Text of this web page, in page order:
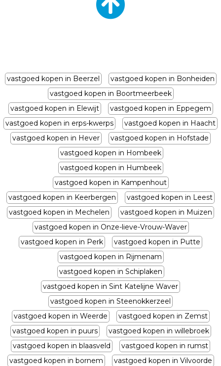
vastgoed kopen in Beerzel
vastgoed kopen in Bonheiden
vastgoed kopen in Boortmeerbeek
vastgoed kopen in Elewijt
vastgoed kopen in Eppegem
vastgoed kopen in erps-kwerps
vastgoed kopen in Haacht
vastgoed kopen in Hever
vastgoed kopen in Hofstade
vastgoed kopen in Hombeek
vastgoed kopen in Humbeek
vastgoed kopen in Kampenhout
vastgoed kopen in Keerbergen
vastgoed kopen in Leest
vastgoed kopen in Mechelen
vastgoed kopen in Muizen
vastgoed kopen in Onze-lieve-Vrouw-Waver
vastgoed kopen in Perk
vastgoed kopen in Putte
vastgoed kopen in Rijmenam
vastgoed kopen in Schiplaken
vastgoed kopen in Sint Katelijne Waver
vastgoed kopen in Steenokkerzeel
vastgoed kopen in Weerde
vastgoed kopen in Zemst
vastgoed kopen in puurs
vastgoed kopen in willebroek
vastgoed kopen in blaasveld
vastgoed kopen in rumst
vastgoed kopen in bornem
vastgoed kopen in Vilvoorde